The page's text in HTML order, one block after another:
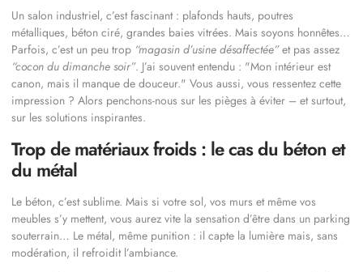
Un salon industriel, c’est fascinant : plafonds hauts, poutres
métalliques, béton ciré, grandes baies vitrées. Mais soyons honnêtes…
Parfois, c’est un peu trop “magasin d’usine désaffectée”et pas assez
“cocon du dimanche soir”. J’ai souvent entendu : Mon intérieur est
canon, mais il manque de douceur. Vous aussi, vous ressentez cette
impression ? Alors penchons-nous sur les pièges à éviter – et surtout,
sur les solutions inspirantes.
Trop de matériaux froids : le cas du béton et
du métal
Le béton, c’est sublime. Mais si votre sol, vos murs et même vos
meubles s’y mettent, vous aurez vite la sensation d’être dans un parking
souterrain… Le métal, même punition : il capte la lumière mais, sans
modération, il refroidit l’ambiance.